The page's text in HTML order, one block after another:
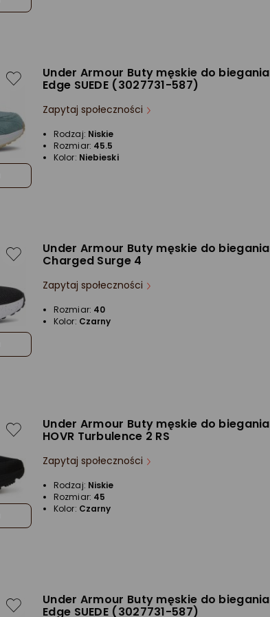
Under Armour Buty męskie do biegania
Edge SUEDE (3027731-587)
Zapytaj społeczności
Rodzaj: Niskie
Rozmiar: 45.5
Kolor: Niebieski
Under Armour Buty męskie do biegania
Charged Surge 4
Zapytaj społeczności
Rozmiar: 40
Kolor: Czarny
Under Armour Buty męskie do biegania
HOVR Turbulence 2 RS
Zapytaj społeczności
Rodzaj: Niskie
Rozmiar: 45
Kolor: Czarny
Under Armour Buty męskie do biegania
Edge SUEDE (3027731-587)